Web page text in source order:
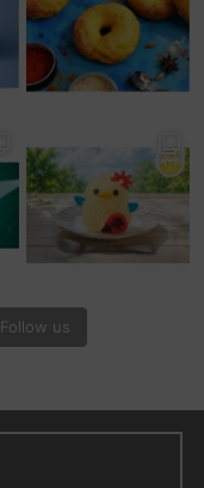
Follow us